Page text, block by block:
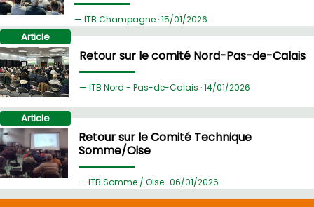
ITB Champagne ·15/01/2026
Article
Retour sur le comité Nord-Pas-de-Calais
ITB Nord - Pas-de-Calais ·14/01/2026
Article
Retour sur le Comité Technique
Somme/Oise
ITB Somme / Oise ·06/01/2026